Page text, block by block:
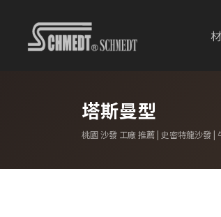
桃園 沙發 工廠 推薦 | 史密特龍沙發 |
塔斯曼型